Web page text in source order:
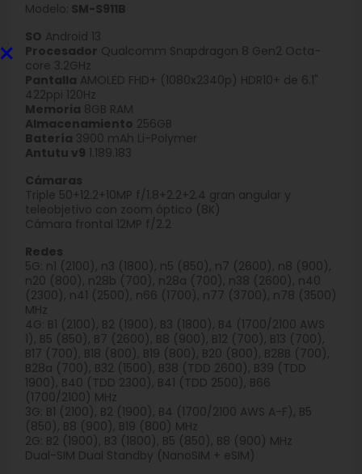
Modelo: SM-S911B
SO Android 13
Procesador Qualcomm Snapdragon 8 Gen2 Octa-
core 3.2GHz
Pantalla AMOLED FHD+ (1080x2340p) HDR10+ de 6.1"
422ppi 120Hz
Memoria 8GB RAM
Almacenamiento 256GB
Batería 3900 mAh Li-Polymer
Antutu v9 1.189.183
Cámaras
Triple 50+12.2+10MP f/1.8+2.2+2.4 gran angular y
teleobjetivo con zoom óptico (8K)
Cámara frontal 12MP f/2.2
Redes
5G: n1 (2100), n3 (1800), n5 (850), n7 (2600), n8 (900),
n20 (800), n28b (700), n28a (700), n38 (2600), n40
(2300), n41 (2500), n66 (1700), n77 (3700), n78 (3500)
MHz
4G: B1 (2100), B2 (1900), B3 (1800), B4 (1700/2100 AWS
1), B5 (850), B7 (2600), B8 (900), B12 (700), B13 (700),
B17 (700), B18 (800), B19 (800), B20 (800), B28B (700),
B28a (700), B32 (1500), B38 (TDD 2600), B39 (TDD
1900), B40 (TDD 2300), B41 (TDD 2500), B66
(1700/2100) MHz
3G: B1 (2100), B2 (1900), B4 (1700/2100 AWS A-F), B5
(850), B8 (900), B19 (800) MHz
2G: B2 (1900), B3 (1800), B5 (850), B8 (900) MHz
Dual-SIM Dual Standby (NanoSIM + eSIM)